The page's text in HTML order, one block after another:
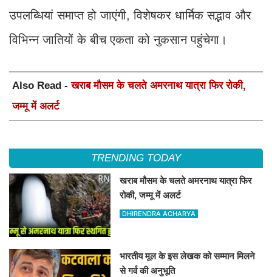
उपलब्धियां समाप्त हो जाएंगी, विशेषकर धार्मिक सद्भाव और
विभिन्न जातियों के बीच एकता को नुकसान पहुंचेगा।
Also Read -खराब मौसम के चलते अमरनाथ यात्रा फिर रोकी,
जम्मू में अलर्ट
TRENDING TODAY
खराब मौसम के चलते अमरनाथ यात्रा फिर
रोकी, जम्मू में अलर्ट
DHIRENDRA ACHARYA
भारतीय मूल के इस लेखक को सम्मान मिलने
से गर्व की अनुभूति